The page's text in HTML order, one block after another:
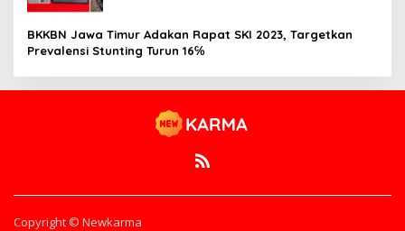
BKKBN Jawa Timur Adakan Rapat SKI 2023, Targetkan
Prevalensi Stunting Turun 16℅
Copyright © Newkarma